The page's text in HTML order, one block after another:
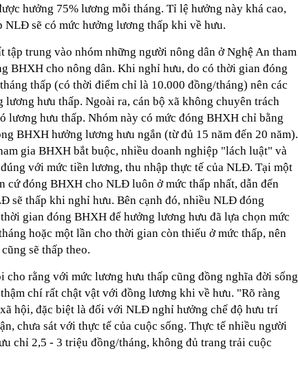
hưởng 75% lương mỗi tháng. Tỉ lệ hưởng này khá cao,
NLĐ sẽ có mức hưởng lương thấp khi về hưu.
tập trung vào nhóm những người nông dân ở Nghệ An tham
BHXH cho nông dân. Khi nghỉ hưu, do có thời gian đóng
thấp (có thời điểm chỉ là 10.000 đồng/tháng) nên các
lương hưu thấp. Ngoài ra, cán bộ xã không chuyên trách
lương hưu thấp. Nhóm này có mức đóng BHXH chỉ bằng
BHXH hưởng lương hưu ngắn (từ đủ 15 năm đến 20 năm).
gia BHXH bắt buộc, nhiều doanh nghiệp "lách luật" và
với mức tiền lương, thu nhập thực tế của NLĐ. Tại một
cứ đóng BHXH cho NLĐ luôn ở mức thấp nhất, dẫn đến
sẽ thấp khi nghỉ hưu. Bên cạnh đó, nhiều NLĐ đóng
gian đóng BHXH để hưởng lương hưu đã lựa chọn mức
hoặc một lần cho thời gian còn thiếu ở mức thấp, nên
sẽ thấp theo.
cho rằng với mức lương hưu thấp cũng đồng nghĩa đời sống
chí rất chật vật với đồng lương khi về hưu. "Rõ ràng
hội, đặc biệt là đối với NLĐ nghỉ hưởng chế độ hưu trí
chưa sát với thực tế của cuộc sống. Thực tế nhiều người
chỉ 2,5 - 3 triệu đồng/tháng, không đủ trang trải cuộc